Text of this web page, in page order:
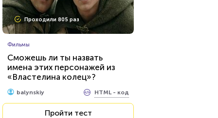
Проходили 20937 раз
Тест: «Какой ты вампир из
сериала "Дневники
вампира"»?
Пройти тест
Проходили 805 раз
Фильмы
Сможешь ли ты назвать
имена этих персонажей из
«Властелина колец»?
balynskiy HTML - код
Пройти тест